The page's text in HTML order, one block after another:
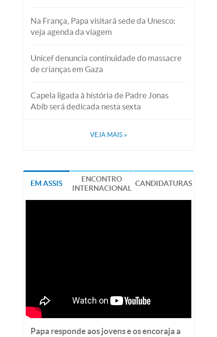
Na França, Papa visitará sede da Unesco:
veja agenda da viagem
Unicef denuncia continuidade do massacre
de crianças em Gaza
Capela ligada à história de Padre Jonas
Abib será dedicada nesta sexta
VEJA MAIS »
EM ASSIS
ENCONTRO
INTERNACIONAL
CANDIDATURAS
Papa responde aos jovens e os encoraja a